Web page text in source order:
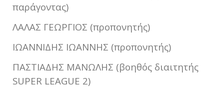
παράγοντας)
ΛΑΛΑΣ ΓΕΩΡΓΙΟΣ (προπονητής)
ΙΩΑΝΝΙΔΗΣ ΙΩΑΝΝΗΣ (προπονητής)
ΠΑΣΤΙΑΔΗΣ ΜΑΝΩΛΗΣ (βοηθός διαιτητής
SUPER LEAGUE 2)